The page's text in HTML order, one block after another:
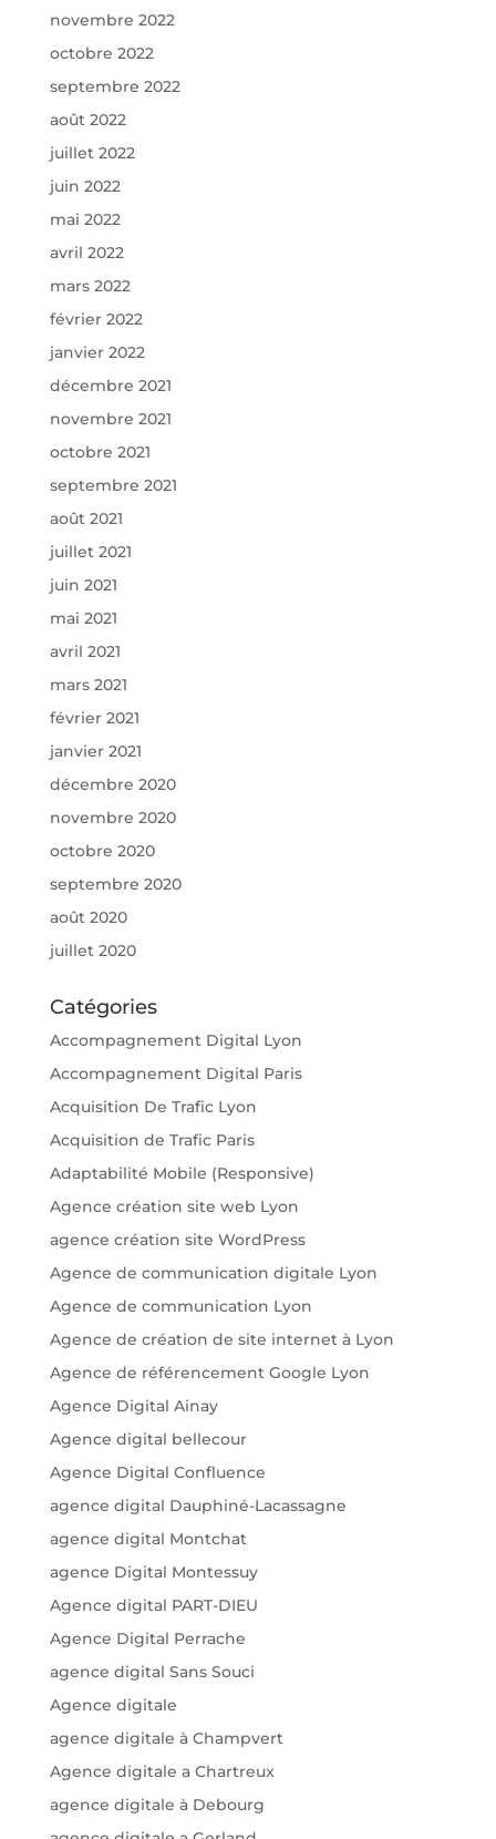
novembre 2022
octobre 2022
septembre 2022
août 2022
juillet 2022
juin 2022
mai 2022
avril 2022
mars 2022
février 2022
janvier 2022
décembre 2021
novembre 2021
octobre 2021
septembre 2021
août 2021
juillet 2021
juin 2021
mai 2021
avril 2021
mars 2021
février 2021
janvier 2021
décembre 2020
novembre 2020
octobre 2020
septembre 2020
août 2020
juillet 2020
Catégories
Accompagnement Digital Lyon
Accompagnement Digital Paris
Acquisition De Trafic Lyon
Acquisition de Trafic Paris
Adaptabilité Mobile (Responsive)
Agence création site web Lyon
agence création site WordPress
Agence de communication digitale Lyon
Agence de communication Lyon
Agence de création de site internet à Lyon
Agence de référencement Google Lyon
Agence Digital Ainay
Agence digital bellecour
Agence Digital Confluence
agence digital Dauphiné-Lacassagne
agence digital Montchat
agence Digital Montessuy
Agence digital PART-DIEU
Agence Digital Perrache
agence digital Sans Souci
Agence digitale
agence digitale à Champvert
Agence digitale a Chartreux
agence digitale à Debourg